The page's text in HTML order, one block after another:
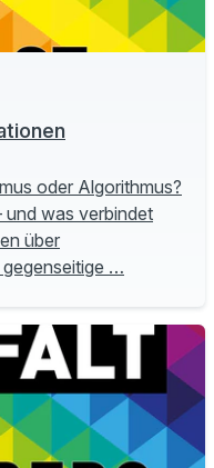
oder Algorithmus?
und was verbindet
über
…